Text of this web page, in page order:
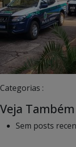
Categorias :
Veja Também
Sem posts